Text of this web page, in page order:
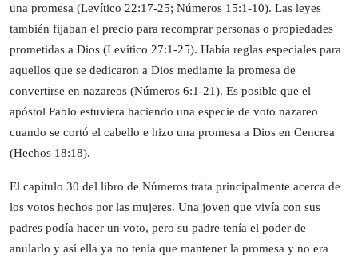
una promesa (Levítico 22:17-25; Números 15:1-10). Las leyes
también fijaban el precio para recomprar personas o propiedades
prometidas a Dios (Levítico 27:1-25). Había reglas especiales para
aquellos que se dedicaron a Dios mediante la promesa de
convertirse en nazareos (Números 6:1-21). Es posible que el
apóstol Pablo estuviera haciendo una especie de voto nazareo
cuando se cortó el cabello e hizo una promesa a Dios en Cencrea
(Hechos 18:18).
El capítulo 30 del libro de Números trata principalmente acerca de
los votos hechos por las mujeres. Una joven que vivía con sus
padres podía hacer un voto, pero su padre tenía el poder de
anularlo y así ella ya no tenía que mantener la promesa y no era